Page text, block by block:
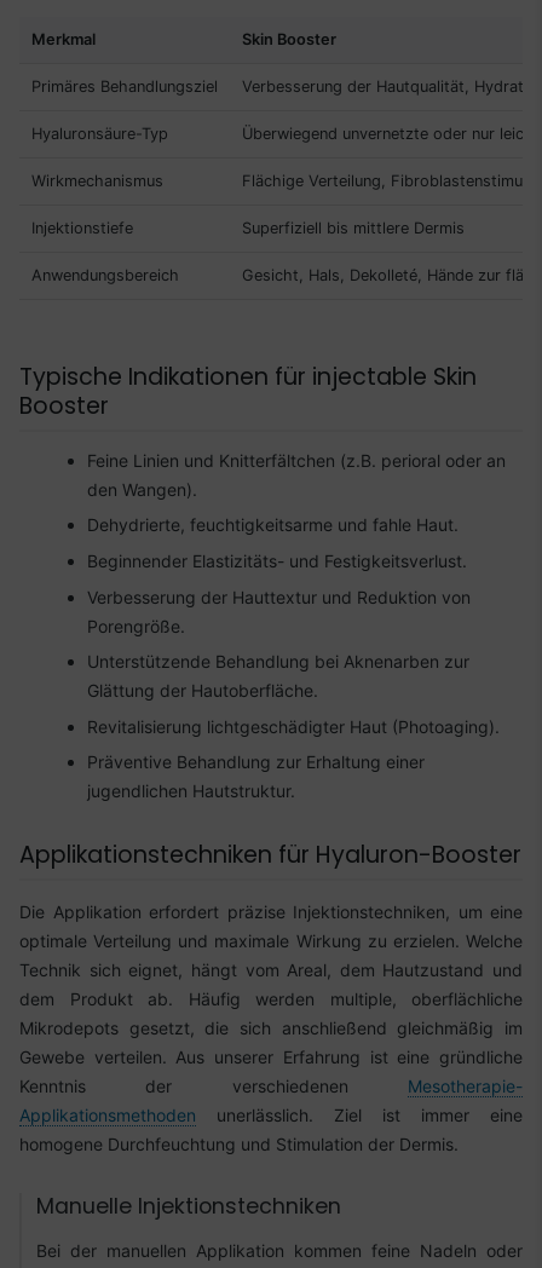
Merkmal Skin Booster
Primäres Behandlungsziel Verbesserung der Hautqualität,
Hyaluronsäure-Typ Überwiegend unvernetzte oder nur
Wirkmechanismus Flächige Verteilung,
Injektionstiefe Superfiziell bis mittlere Dermis
Anwendungsbereich Gesicht, Hals, Dekolleté, Hände zur
Typische Indikationen für injectable Skin
Booster
Feine Linien und Knitterfältchen (z.B. perioral oder an
den Wangen).
Dehydrierte, feuchtigkeitsarme und fahle Haut.
Beginnender Elastizitäts- und Festigkeitsverlust.
Verbesserung der Hauttextur und Reduktion von
Porengröße.
Unterstützende Behandlung bei Aknenarben zur
Glättung der Hautoberfläche.
Revitalisierung lichtgeschädigter Haut (Photoaging).
Präventive Behandlung zur Erhaltung einer
jugendlichen Hautstruktur.
Applikationstechniken für Hyaluron-Booster
Die Applikation erfordert präzise Injektionstechniken, um eine
optimale Verteilung und maximale Wirkung zu erzielen. Welche
Technik sich eignet, hängt vom Areal, dem Hautzustand und
dem Produkt ab. Häufig werden multiple, oberflächliche
Mikrodepots gesetzt, die sich anschließend gleichmäßig im
Gewebe verteilen. Aus unserer Erfahrung ist eine gründliche
Kenntnis der verschiedenen Mesotherapie-
Applikationsmethoden unerlässlich. Ziel ist immer eine
homogene Durchfeuchtung und Stimulation der Dermis.
Manuelle Injektionstechniken
Bei der manuellen Applikation kommen feine Nadeln oder